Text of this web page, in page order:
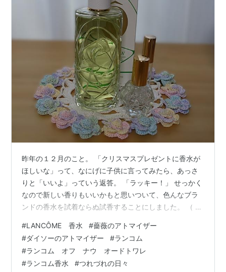
昨年の１２月のこと。 「クリスマスプレゼントに香水が
ほしいな」って、なにげに子供に言ってみたら、あっさ
りと「いいよ」っていう返答。 「ラッキー！」 せっかく
なので新しい香りもいいかもと思いついて、色んなブラ
ンドの香水を試着ならぬ試香することにしました。 （ 最
もありませんが（笑）まあ、あっちの方が収入があるん
で。） 有名ブランドの香りをつぎつぎと嗅いでは、 「こ
れは、ちょっと違うなあ」 「こっちは華やか過ぎるか
も？」 ちょっと首をかしげたりして、シャネルの香りを
#LANCÔME 香水 #薔薇のアトマイザー
#ダイソーのアトマイザー #ランコム
#ランコム オフ ナウ オードトワレ
#ランコム香水 #つれづれの日々